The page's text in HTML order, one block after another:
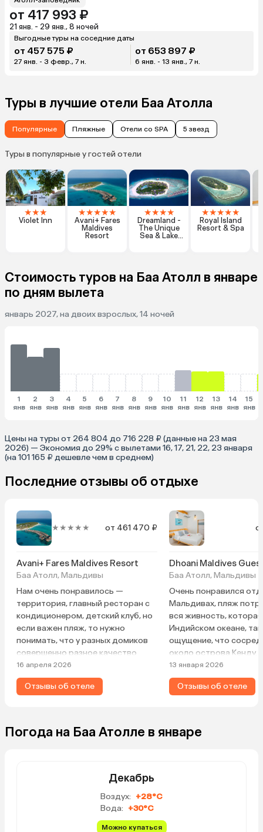
от 417 993 ₽
21 янв. - 29 янв., 8 ночей
Выгодные туры на соседние даты
от 457 575 ₽
27 янв. - 3 февр., 7 н.
от 653 897 ₽
6 янв. - 13 янв., 7 н.
Туры в лучшие отели Баа Атолла
Популярные Пляжные Отели со SPA 5 звезд
Туры в популярные у гостей отели
★★★
Violet Inn
★★★★★
Avani+ Fares
Maldives
Resort
★★★★
Dreamland -
The Unique
Sea & Lake
★★★★★
Royal Island
Resort & Spa
Стоимость туров на Баа Атолл в январе
по дням вылета
январь 2027, на двоих взрослых, 14 ночей
1
янв
2
янв
3
янв
4
янв
5
янв
6
янв
7
янв
8
янв
9
янв
10
янв
11
янв
12
янв
13
янв
14
янв
15
янв
Цены на туры от 264 804 до 716 228 ₽ (данные на 23 мая
2026) — Экономия до 29% с вылетами 16, 17, 21, 22, 23 января
(на 101 165 ₽ дешевле чем в среднем)
Последние отзывы об отдыхе
★★★★★ от 461 470 ₽
Avani+ Fares Maldives Resort
Баа Атолл, Мальдивы
Нам очень понравилось —
территория, главный ресторан с
кондиционером, детский клуб, но
если важен пляж, то нужно
понимать, что у разных домиков
совершенно разное качество
пляжа. Где-то вход через обломки
кораллов, а где-то гладкий песок.
Расположение номера на втором
7 лет. Также имейте в виду, что
некоторые номера выходят
16 апреля 2026
Отзывы об отеле
Dhoani Maldives
Баа Атолл, Мальдивы
Очень понравился
Мальдивах, пляж
вся живность,
Индийском океане,
ощущение, что
около острова Кенду.
чистый, новый,
по меню, всё, что
Возможно, кто
понравилось, что не
13 января 2026
Отзывы об отеле
Погода на Баа Атолле в январе
Декабрь
Воздух: +28°C
Вода: +30°C
Можно купаться